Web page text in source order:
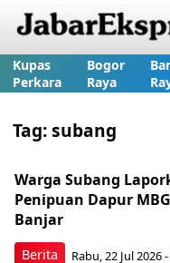
Kupas
Perkara
Bogor
Raya
Tag:subang
Berita
Warga Subang
Penipuan Dapur
Banjar
Rabu, 22 Jul 2026